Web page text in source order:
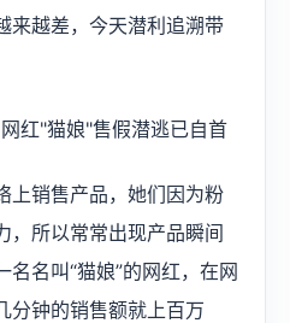
来越差，今天潜利追溯带
红"猫娘"售假潜逃已自首
上销售产品，她们因为粉
，所以常常出现产品瞬间
名叫“猫娘”的网红，在网
分钟的销售额就上百万